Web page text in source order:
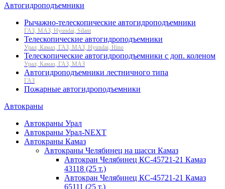
Автогидроподъемники
Рычажно-телескопические автогидроподъемники
ГАЗ, МАЗ, Hyundai, Silant
Телескопические автогидроподъемники
Урал, Камаз, ГАЗ, МАЗ, Hyundai, Hino
Телескопические автогидроподъемники с доп. коленом
Урал, Камаз, ГАЗ, МАЗ
Автогидроподъемники лестничного типа
ГАЗ
Пожарные автогидроподъемники
Автокраны
Автокраны Урал
Автокраны Урал-NEXT
Автокраны Камаз
Автокраны Челябинец на шасси Камаз
Автокран Челябинец КС-45721-21 Камаз
43118 (25 т.)
Автокран Челябинец КС-45721-21 Камаз
65111 (25 т.)